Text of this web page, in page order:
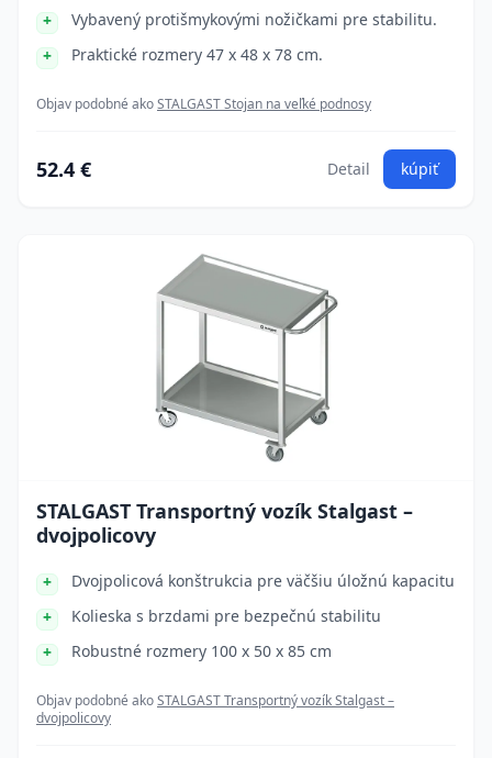
Vybavený protišmykovými nožičkami pre stabilitu.
Praktické rozmery 47 x 48 x 78 cm.
Objav podobné akoSTALGAST Stojan na veľké podnosy
52.4 € Detail kúpiť
STALGAST Transportný vozík Stalgast –
dvojpolicovy
Dvojpolicová konštrukcia pre väčšiu úložnú kapacitu
Kolieska s brzdami pre bezpečnú stabilitu
Robustné rozmery 100 x 50 x 85 cm
Objav podobné akoSTALGAST Transportný vozík Stalgast –
dvojpolicovy